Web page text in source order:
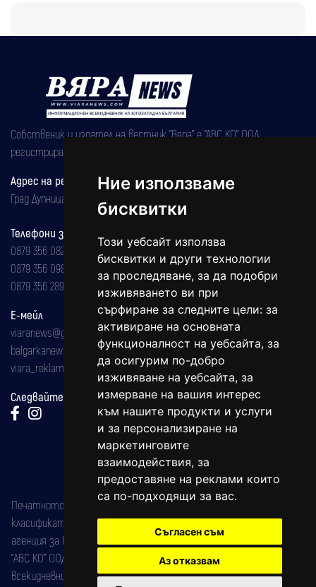
Ние използваме
бисквитки
Този уебсайт използва
бисквитки и други технологии
за проследяване, за да подобри
изживяването ви при
сърфиране за следните цели: за
активиране на основната
функционалност на уебсайта, за
да осигурим по-добро
изживяване на уебсайта, за
измерване на вашия интерес
към нашите продукти и услуги
и за персонализиране на
маркетинговите
взаимодействия, за
предоставяне на реклами които
са по-подходящи за вас.
Съгласен съм
Аз отказвам
Собственик и издател на вестник "Вяра" е "АВС КО" ООД,
регистрирана на 08.05.2002 година.
Адрес на редакцията
Град Дупница, ул.''Христо Ботев" 43
Телефони за реклама и абонаменти
0879 356 082
0879 356 098
0879 356 289
Е-мейл
viaranews@gmail.com
balgarkanews@gmail.com
viara_reklama@mail.bg
Следвайте ни:
Печатното издание на вестника е регистрирано в националния
класификатор на печатните издания (Българска национална
агенция за ISSN) под номер: ISSN 1312-4722.
"АВС КО" ООД е притежател на марката: Вяра информационен
всекидневник на югозападна България, със свидетелство за марка